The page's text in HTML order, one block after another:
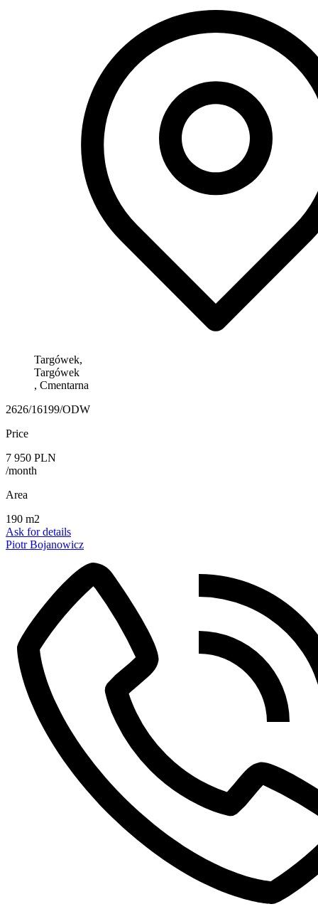
Targówek,
Targówek
, Cmentarna
2626/16199/ODW
Price
7 950 PLN
/month
Area
190 m2
Ask for details
Piotr Bojanowicz